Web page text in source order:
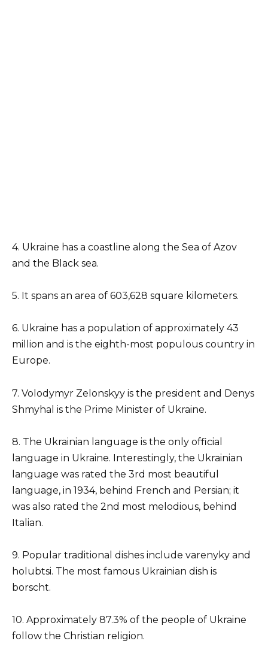
4. Ukraine has a coastline along the Sea of Azov
and the Black sea.
5. It spans an area of 603,628 square kilometers.
6. Ukraine has a population of approximately 43
million and is the eighth-most populous country in
Europe.
7. Volodymyr Zelonskyy is the president and Denys
Shmyhal is the Prime Minister of Ukraine.
8. The Ukrainian language is the only official
language in Ukraine. Interestingly, the Ukrainian
language was rated the 3rd most beautiful
language, in 1934, behind French and Persian; it
was also rated the 2nd most melodious, behind
Italian.
9. Popular traditional dishes include varenyky and
holubtsi. The most famous Ukrainian dish is
borscht.
10. Approximately 87.3% of the people of Ukraine
follow the Christian religion.